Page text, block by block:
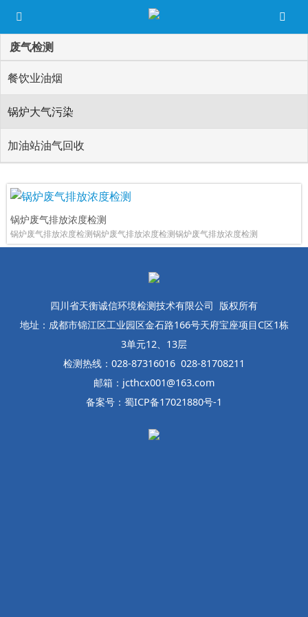
废气检测
餐饮业油烟
锅炉大气污染
加油站油气回收
锅炉废气排放浓度检测
锅炉废气排放浓度检测锅炉废气排放浓度检测锅炉废气排放浓度检测
四川省天衡诚信环境检测技术有限公司 版权所有
地址：成都市锦江区工业园区金石路166号天府宝座项目C区1栋
3单元12、13层
检测热线：028-87316016 028-81708211
邮箱：jcthcx001@163.com
备案号：蜀ICP备17021880号-1